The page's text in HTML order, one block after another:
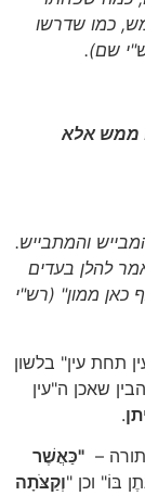
כמו שדרשו
שם).
ממש אלא
והמתבייש.
להלן בעדים
כאן ממון" (רש"י
תחת עין" בלשון
שאכן ה"עין
.
– "כַּאֲשֶׁר
בּוֹ" וכן "וְקַצֹּתָה